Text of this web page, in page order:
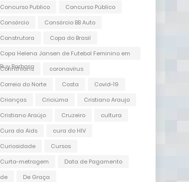
Concurso Publico
Concurso Público
Consórcio
Consórcio BB Auto
Construtora
Copa do Brasil
Copa Helena Jansen de Futebol Feminino em
Ruy Barbosa
Corinthians
coronavírus
Correia do Norte
Costa
Covid-19
Crianças
Criciúma
Cristiano Araujo
Cristiano Araújo
Cruzeiro
cultura
Cura da Aids
cura do HIV
Curiosidade
Cursos
Curta-metragem
Data de Pagamento
de
De Graça